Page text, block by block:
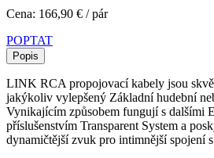
Cena: 166,90 € / pár
POPTAT
Popis
LINK RCA propojovací kabely jsou
jakýkoliv vylepšený Základní hudební
Vynikajícím způsobem fungují s dalšími
příslušenstvím Transparent System a
dynamičtější zvuk pro intimnější spojení